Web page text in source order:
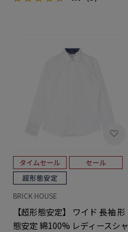
BRICK HOUSE
【超形態安定】 ワイド 長袖 形
態安定 綿100% レディースシャ